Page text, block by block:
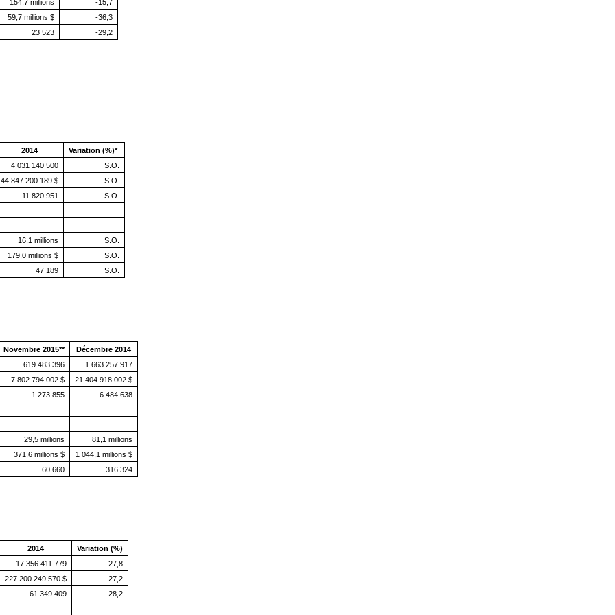
154,7 millions
-15,7
59,7 millions $
-36,3
23 523
-29,2
2014
Variation (%)*
4 031 140 500
S.O.
44 847 200 189 $
S.O.
11 820 951
S.O.
16,1 millions
S.O.
179,0 millions $
S.O.
47 189
S.O.
Novembre 2015**
Décembre 2014
619 483 396
1 663 257 917
7 802 794 002 $
21 404 918 002 $
1 273 855
6 484 638
29,5 millions
81,1 millions
371,6 millions $
1 044,1 millions $
60 660
316 324
2014
Variation (%)
17 356 411 779
-27,8
227 200 249 570 $
-27,2
61 349 409
-28,2